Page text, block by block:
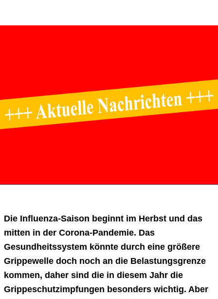
Die Influenza-Saison beginnt im Herbst und das
mitten in der Corona-Pandemie. Das
Gesundheitssystem könnte durch eine größere
Grippewelle doch noch an die Belastungsgrenze
kommen, daher sind die in diesem Jahr die
Grippeschutzimpfungen besonders wichtig. Aber